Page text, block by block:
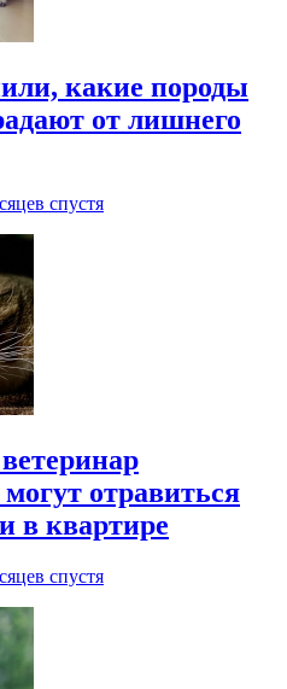
какие породы
от лишнего
спустя
отравиться
в квартире
спустя